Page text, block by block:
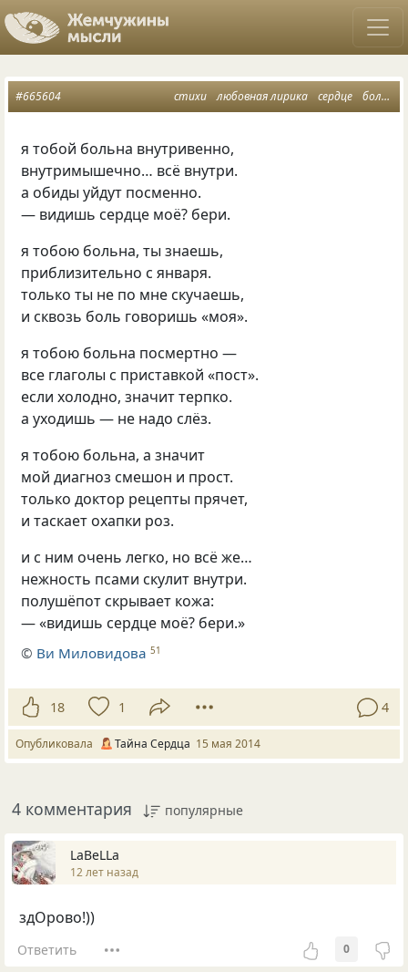
стихи любовная лирика сердце больна тобой
#665604
я тобой больна внутривенно,
внутримышечно… всё внутри.
а обиды уйдут посменно.
— видишь сердце моё? бери.
я тобою больна, ты знаешь,
приблизительно с января.
только ты не по мне скучаешь,
и сквозь боль говоришь «моя».
я тобою больна посмертно —
все глаголы с приставкой «пост».
если холодно, значит терпко.
а уходишь — не надо слёз.
я тобою больна, а значит
мой диагноз смешон и прост.
только доктор рецепты прячет,
и таскает охапки роз.
и с ним очень легко, но всё же…
нежность псами скулит внутри.
полушёпот скрывает кожа:
— «видишь сердце моё? бери.»
© Ви Миловидова 51
18 1 4
Опубликовала Тайна Сердца 15 мая 2014
4 комментария популярные
LaBeLLa
12 лет назад
здОрово!))
Ответить 0